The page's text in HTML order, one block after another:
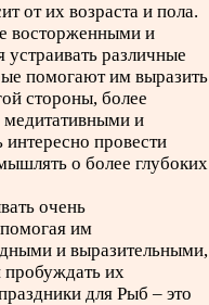
от их возраста и пола.
восторженными и
различные
помогают им выразить
стороны, более
и
провести
о более глубоких
очень
им
и выразительными,
пробуждать их
для Рыб – это